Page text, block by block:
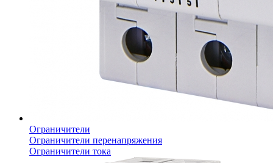
Ограничители
Ограничители перенапряжения
Ограничители тока